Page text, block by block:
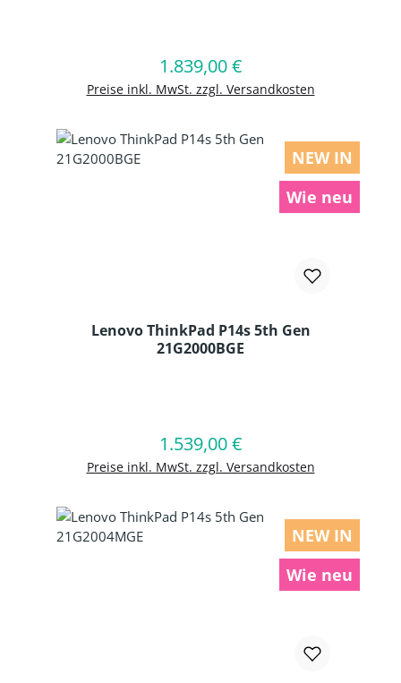
Regulärer Preis:
1.839,00 €
Preise inkl. MwSt. zzgl. Versandkosten
In den Warenkorb
NEW IN
Wie neu
Lenovo ThinkPad P14s 5th Gen
21G2000BGE
Regulärer Preis:
1.539,00 €
Preise inkl. MwSt. zzgl. Versandkosten
In den Warenkorb
NEW IN
Wie neu